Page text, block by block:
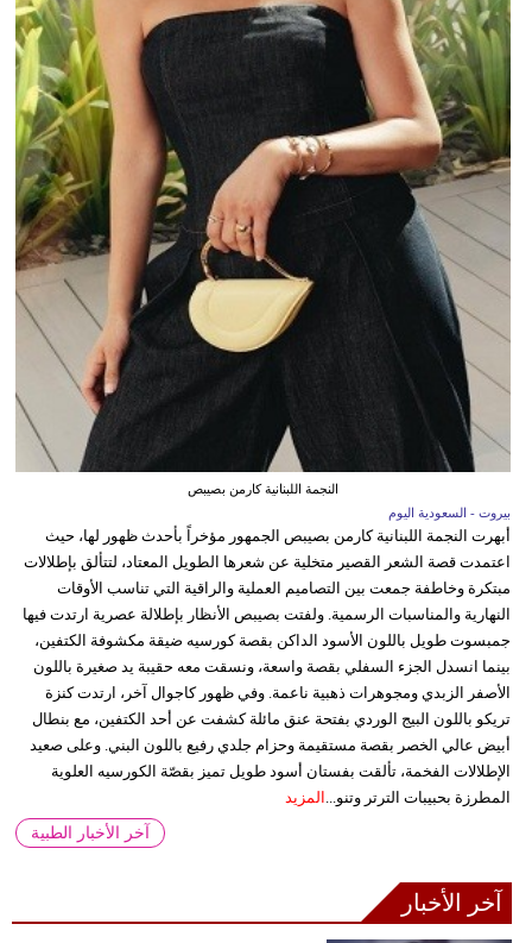
النجمة اللبنانية كارمن بصيبص
بيروت - السعودية اليوم
أبهرت النجمة اللبنانية كارمن بصيبص الجمهور مؤخراً بأحدث ظهور لها، حيث
اعتمدت قصة الشعر القصير متخلية عن شعرها الطويل المعتاد، لتتألق بإطلالات
مبتكرة وخاطفة جمعت بين التصاميم العملية والراقية التي تناسب الأوقات
النهارية والمناسبات الرسمية. ولفتت بصيبص الأنظار بإطلالة عصرية ارتدت فيها
جمبسوت طويل باللون الأسود الداكن بقصة كورسيه ضيقة مكشوفة الكتفين،
بينما انسدل الجزء السفلي بقصة واسعة، ونسقت معه حقيبة يد صغيرة باللون
الأصفر الزبدي ومجوهرات ذهبية ناعمة. وفي ظهور كاجوال آخر، ارتدت كنزة
تريكو باللون البيج الوردي بفتحة عنق مائلة كشفت عن أحد الكتفين، مع بنطال
أبيض عالي الخصر بقصة مستقيمة وحزام جلدي رفيع باللون البني. وعلى صعيد
الإطلالات الفخمة، تألقت بفستان أسود طويل تميز بقصّة الكورسيه العلوية
المطرزة بحبيبات الترتر وتنو... المزيد
آخر الأخبار الطبية
آخر الأخبار